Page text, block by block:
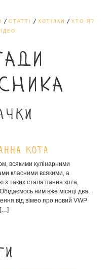
СТАТТІ ХОТІЛКИ
ХТО Я?
кота
всякими кулінарними
класними всякими, а
з таких стала панна кота,
ним вже місяці два.
від вімео про новий VWP
[…]